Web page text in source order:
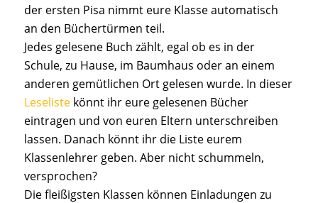
der ersten Pisa nimmt eure Klasse automatisch
an den Büchertürmen teil.
Jedes gelesene Buch zählt, egal ob es in der
Schule, zu Hause, im Baumhaus oder an einem
anderen gemütlichen Ort gelesen wurde. In dieser
Leselistekönnt ihr eure gelesenen Bücher
eintragen und von euren Eltern unterschreiben
lassen. Danach könnt ihr die Liste eurem
Klassenlehrer geben. Aber nicht schummeln,
versprochen?
Die fleißigsten Klassen können Einladungen zu